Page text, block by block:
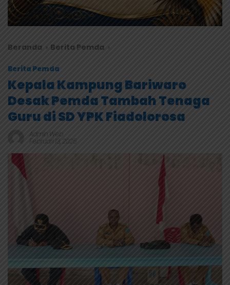
Beranda Berita Pemda
Berita Pemda
Kepala Kampung Bariwaro
Desak Pemda Tambah Tenaga
Guru di SD YPK Fiadolorosa
Admin Web
Februari 13, 2025